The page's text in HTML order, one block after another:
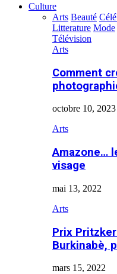
Culture
Arts Beauté
Litterature Mode
Télévision
Arts
Comment
octobre 10, 2023
Arts
Amazone…
visage
mai 13, 2022
Arts
Prix
Burkinabè,
mars 15, 2022